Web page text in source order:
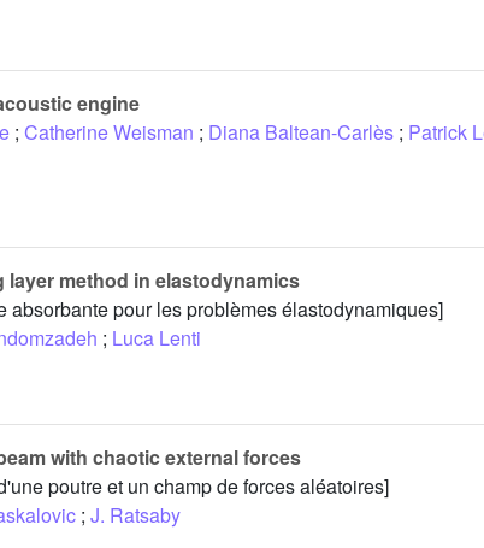
engine
; Catherine Weisman ; Diana Baltean-Carlès ; Patrick
method in elastodynamics
absorbante pour les problèmes élastodynamiques]
; Luca Lenti
with chaotic external forces
poutre et un champ de forces aléatoires]
; J. Ratsaby